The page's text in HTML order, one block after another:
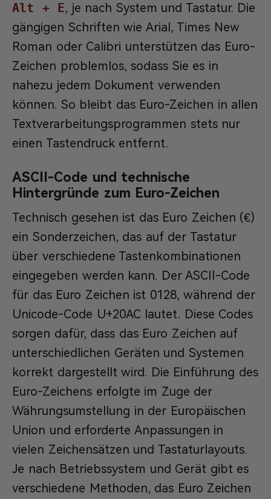
Alt + E, je nach System und Tastatur. Die
gängigen Schriften wie Arial, Times New
Roman oder Calibri unterstützen das Euro-
Zeichen problemlos, sodass Sie es in
nahezu jedem Dokument verwenden
können. So bleibt das Euro-Zeichen in allen
Textverarbeitungsprogrammen stets nur
einen Tastendruck entfernt.
ASCII-Code und technische
Hintergründe zum Euro-Zeichen
Technisch gesehen ist das Euro Zeichen (€)
ein Sonderzeichen, das auf der Tastatur
über verschiedene Tastenkombinationen
eingegeben werden kann. Der ASCII-Code
für das Euro Zeichen ist 0128, während der
Unicode-Code U+20AC lautet. Diese Codes
sorgen dafür, dass das Euro Zeichen auf
unterschiedlichen Geräten und Systemen
korrekt dargestellt wird. Die Einführung des
Euro-Zeichens erfolgte im Zuge der
Währungsumstellung in der Europäischen
Union und erforderte Anpassungen in
vielen Zeichensätzen und Tastaturlayouts.
Je nach Betriebssystem und Gerät gibt es
verschiedene Methoden, das Euro Zeichen